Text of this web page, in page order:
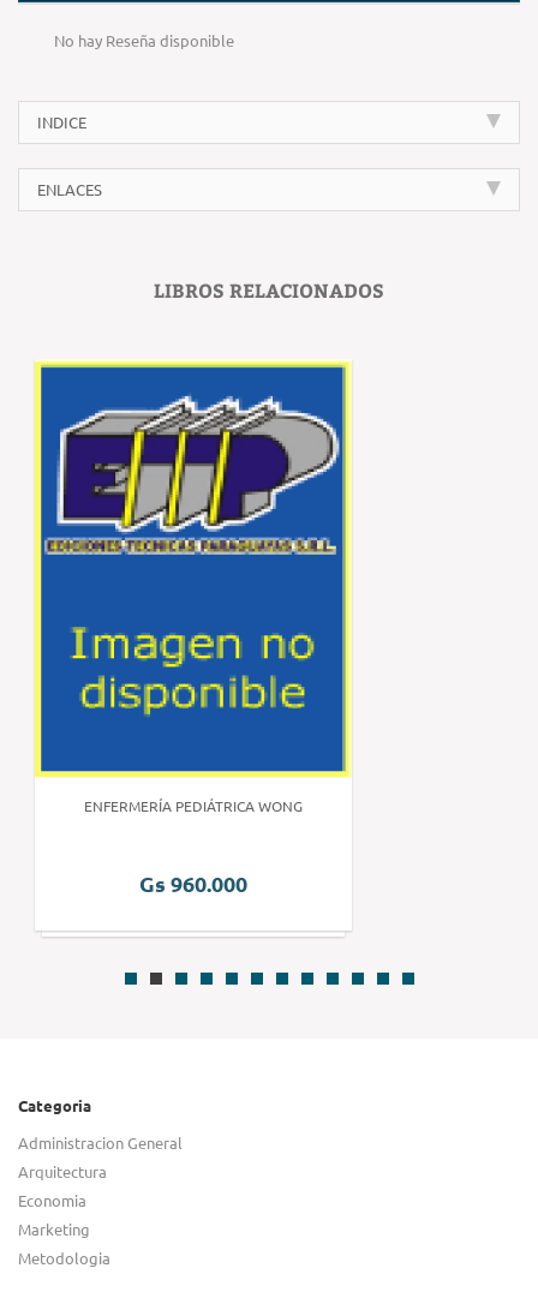
No hay Reseña disponible
INDICE
ENLACES
LIBROS RELACIONADOS
ENFERMERÍA PEDIÁTRICA WONG
Gs 960.000
Categoria
Administracion General
Arquitectura
Economia
Marketing
Metodologia